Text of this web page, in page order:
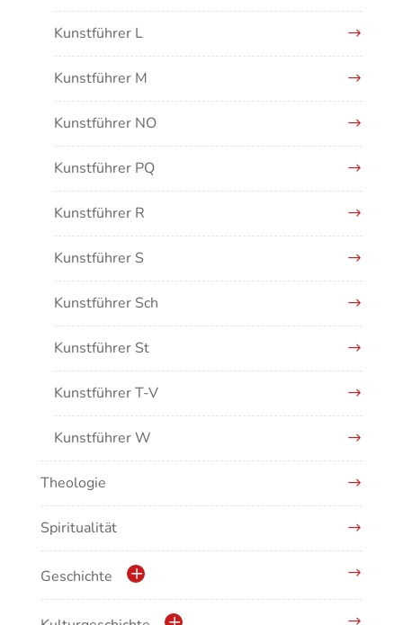
Kunstführer L
Kunstführer M
Kunstführer NO
Kunstführer PQ
Kunstführer R
Kunstführer S
Kunstführer Sch
Kunstführer St
Kunstführer T-V
Kunstführer W
Kunstführer XYZ
Theologie
Spiritualität
Geschichte